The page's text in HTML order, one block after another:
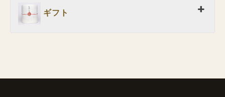
ギフト